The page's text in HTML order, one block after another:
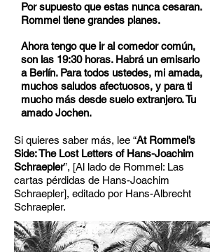
Por supuesto que estas nunca cesaran.
Rommel tiene grandes planes.
Ahora tengo que ir al comedor común,
son las 19:30 horas. Habrá un emisario
a Berlín. Para todos ustedes, mi amada,
muchos saludos afectuosos, y para ti
mucho más desde suelo extranjero. Tu
amado Jochen.
Si quieres saber más, lee “At Rommel’s
Side: The Lost Letters of Hans-Joachim
Schraepler”, [Al lado de Rommel: Las
cartas pérdidas de Hans-Joachim
Schraepler], editado por Hans-Albrecht
Schraepler.